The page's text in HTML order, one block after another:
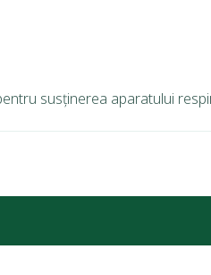
susținerea aparatului